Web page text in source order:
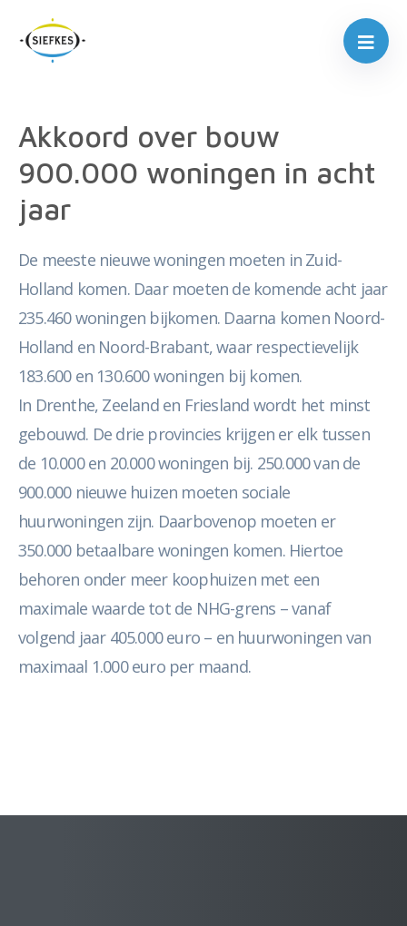
Akkoord over bouw
900.000 woningen in acht
jaar
De meeste nieuwe woningen moeten in Zuid-
Holland komen. Daar moeten de komende acht jaar
235.460 woningen bijkomen. Daarna komen Noord-
Holland en Noord-Brabant, waar respectievelijk
183.600 en 130.600 woningen bij komen.
In Drenthe, Zeeland en Friesland wordt het minst
gebouwd. De drie provincies krijgen er elk tussen
de 10.000 en 20.000 woningen bij. 250.000 van de
900.000 nieuwe huizen moeten sociale
huurwoningen zijn. Daarbovenop moeten er
350.000 betaalbare woningen komen. Hiertoe
behoren onder meer koophuizen met een
maximale waarde tot de NHG-grens – vanaf
volgend jaar 405.000 euro – en huurwoningen van
maximaal 1.000 euro per maand.